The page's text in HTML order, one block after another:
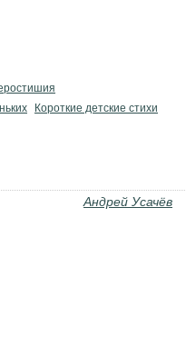
Короткие детские стихи
Андрей Усачёв